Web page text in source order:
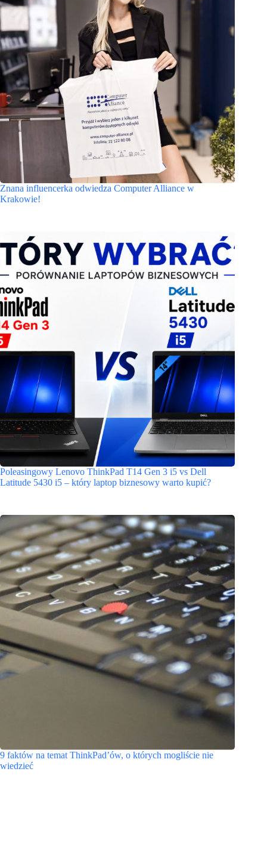
Znana influencerka odwiedza Computer Alliance w
Krakowie!
Poleasingowy Lenovo ThinkPad T14 Gen 3 i5 vs Dell
Latitude 5430 i5 – który laptop biznesowy warto kupić?
9 faktów na temat ThinkPad’ów, o których mogliście nie
wiedzieć